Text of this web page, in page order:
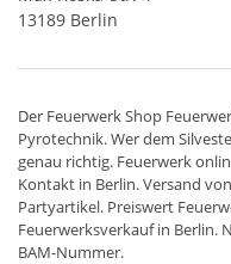
13189 Berlin
Der Feuerwerk Shop
Pyrotechnik. Wer dem
genau richtig. Feuerwerk
Kontakt in Berlin. Versand von
Partyartikel. Preiswert
Feuerwerksverkauf in Berlin.
BAM-Nummer.